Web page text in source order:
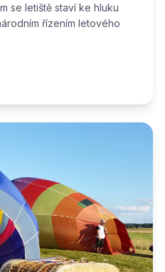
se letiště staví ke hluku
řízením letového